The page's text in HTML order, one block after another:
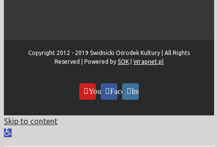
Copyright 2012 - 2019 Świdnicki Ośrodek Kultury | All Rights
Reserved | Powered by ŚOK Wrapnet.pl
YouTubeFacebookInstagram
Skip to content
Open